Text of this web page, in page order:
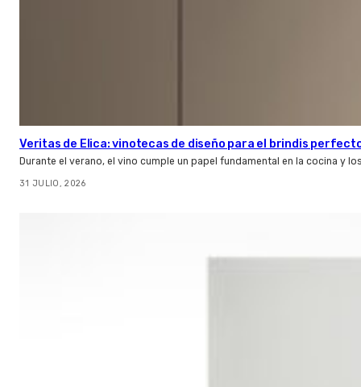
Veritas de Elica: vinotecas de diseño para el brindis
Durante el verano, el vino cumple un papel fundamental en la cocina y
31 JULIO, 2026